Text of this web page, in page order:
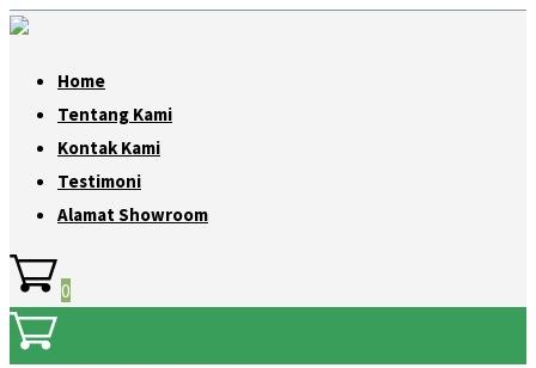
Home
Tentang Kami
Kontak Kami
Testimoni
Alamat Showroom
0